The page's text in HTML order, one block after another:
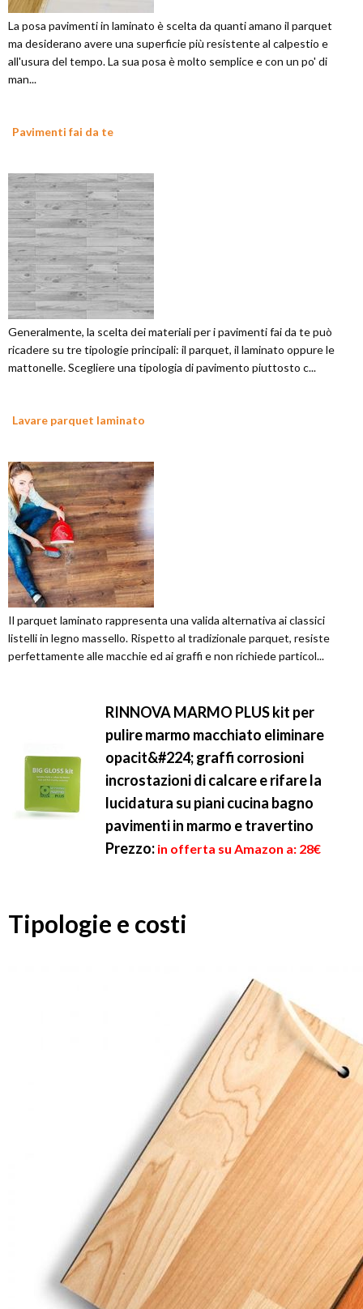
La posa pavimenti in laminato è scelta da quanti amano il parquet
ma desiderano avere una superficie più resistente al calpestio e
all'usura del tempo. La sua posa è molto semplice e con un po' di
man...
Pavimenti fai da te
Generalmente, la scelta dei materiali per i pavimenti fai da te può
ricadere su tre tipologie principali: il parquet, il laminato oppure le
mattonelle. Scegliere una tipologia di pavimento piuttosto c...
Lavare parquet laminato
Il parquet laminato rappresenta una valida alternativa ai classici
listelli in legno massello. Rispetto al tradizionale parquet, resiste
perfettamente alle macchie ed ai graffi e non richiede particol...
RINNOVA MARMO PLUS kit per
pulire marmo macchiato eliminare
opacit&#224; graffi corrosioni
incrostazioni di calcare e rifare la
lucidatura su piani cucina bagno
pavimenti in marmo e travertino
Prezzo: in offerta su Amazon a: 28€
Tipologie e costi